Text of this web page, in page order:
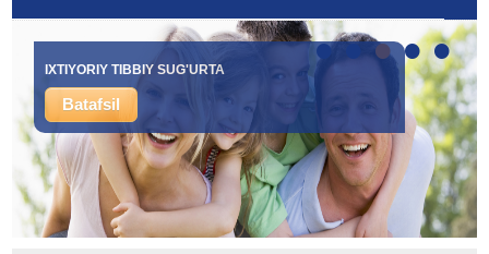
IXTIYORIY TIBBIY SUG'URTA
Batafsil
•••••